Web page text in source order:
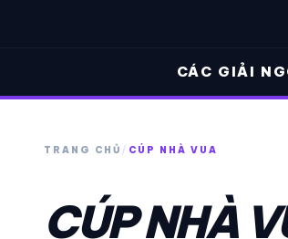
CÁC GIẢI
TRANG CHỦ / CÚP NHÀ VUA
CÚP NHÀ